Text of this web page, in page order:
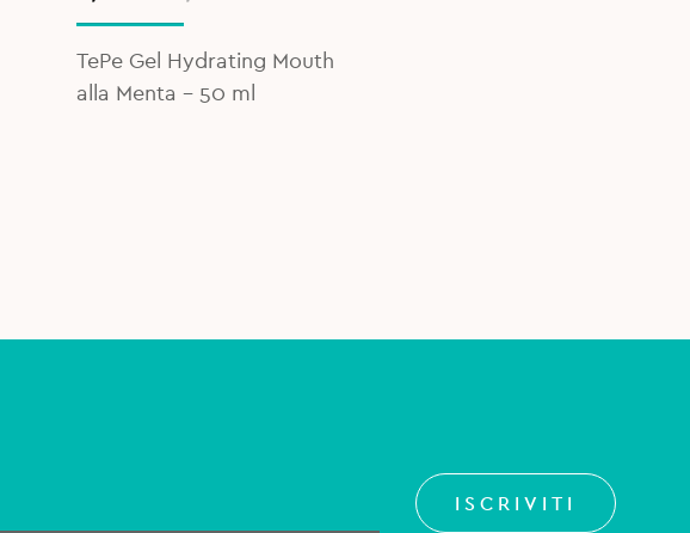
price
10,50€.
price
9,60€.
TePe Gel Hydrating Mouth
alla Menta - 50 ml
ISCRIVITI